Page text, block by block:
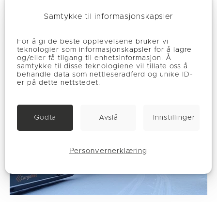
Flere aktuelle prosjekter
Samtykke til informasjonskapsler
For å gi de beste opplevelsene bruker vi
teknologier som informasjonskapsler for å lagre
og/eller få tilgang til enhetsinformasjon. Å
samtykke til disse teknologiene vil tillate oss å
behandle data som nettleseradferd og unike ID-
er på dette nettstedet.
Godta Avslå Innstillinger
Personvernerklæring